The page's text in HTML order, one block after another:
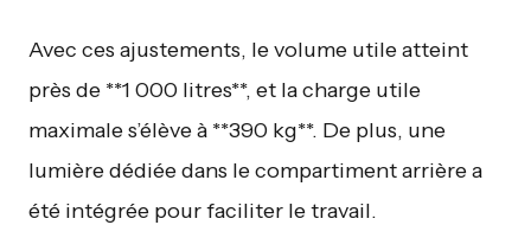
Avec ces ajustements, le volume utile atteint
près de **1 000 litres**, et la charge utile
maximale s’élève à **390 kg**. De plus, une
lumière dédiée dans le compartiment arrière a
été intégrée pour faciliter le travail.